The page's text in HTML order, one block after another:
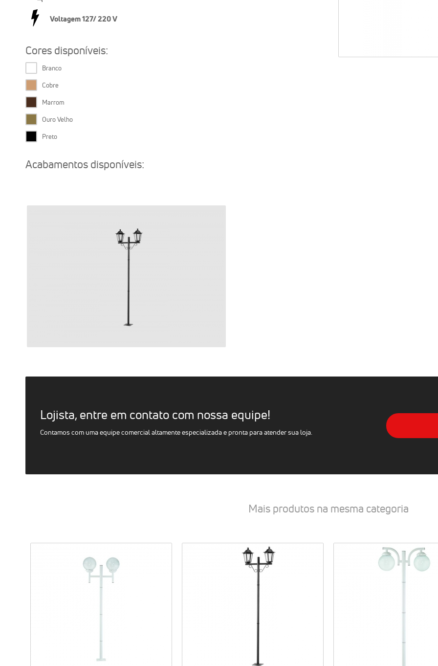
Voltagem 127/ 220 V
Cores disponíveis:
Branco
Cobre
Marrom
Ouro Velho
Preto
Acabamentos disponíveis:
Lojista, entre em contato com nossa equipe!
Contamos com uma equipe comercial altamente especializada e pronta para atender sua loja.
Mais produtos na mesma categoria